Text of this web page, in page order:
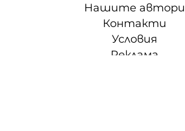
Нашите автори
Контакти
Условия
Реклама